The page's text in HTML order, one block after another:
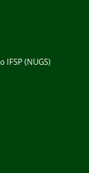
IFSP (NUGS)